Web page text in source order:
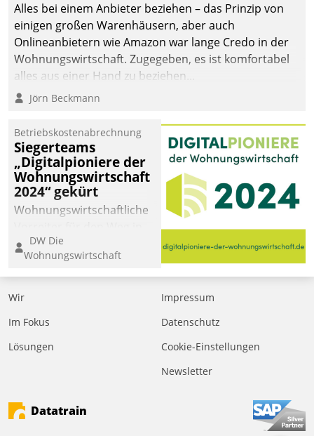
Alles bei einem Anbieter beziehen – das Prinzip von
einigen großen Warenhäusern, aber auch
Onlineanbietern wie Amazon war lange Credo in der
Wohnungswirtschaft. Zugegeben, es ist komfortabel
alles aus einer Hand zu beziehen...
Jörn Beckmann
Betriebskostenabrechnung
Siegerteams
„Digitalpioniere der
Wohnungswirtschaft
2024“ gekürt
Wohnungswirtschaftliche
eine digitale Zukunft zu
finden, ist das Ziel des
Awards „Digitalpioniere
der
Bewerben können sich
dafür ein Team
DW Die
Wohnungswirtschaft
Wir
Im Fokus
Lösungen
Impressum
Datenschutz
Cookie-Einstellungen
Newsletter
Datatrain